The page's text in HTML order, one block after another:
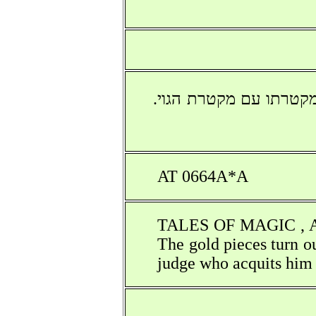
עם מקטרת הגוי.
AT 0664A*A
TALES OF MAGIC ,
The gold pieces turn
judge who acquits